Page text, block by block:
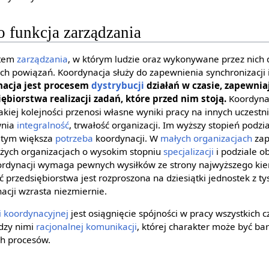
funkcja zarządzania
zarządzania, w którym ludzie oraz wykonywane przez nich
powiązań. Koordynacja służy do zapewnienia
jest procesemdystrybucji działań w czasie,
realizacji zadań, które przed nim stoją.
kolejności przenosi własne wyniki pracy na innych
integralność, trwałość organizacji. Im wyższy stopień
większa potrzeba koordynacji. W małych organizacjach
organizacjach o wysokim stopniuspecjalizacji i podziale
wymaga pewnych wysiłków ze strony najwyższego
przedsiębiorstwa jest rozproszona na dziesiątki jednostek z
wzrasta niezmiernie.
koordynacyjnej jest osiągnięcie spójności w pracy wszystkich
nimi racjonalnej komunikacji, której charakter może być
procesów.